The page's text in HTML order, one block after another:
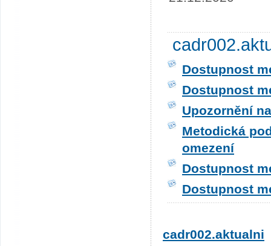
Dostupnost
Dostupnost
Upozornění
Metodická
omezení
Dostupnost
Dostupnost
cadr002.aktualni